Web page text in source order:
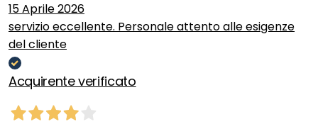
15 Aprile 2026
servizio eccellente. Personale attento alle esigenze
del cliente
Acquirente verificato